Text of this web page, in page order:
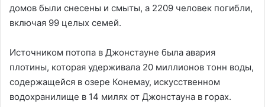
домов были снесены и смыты, а 2209 человек погибли,
включая 99 целых семей.
Источником потопа в Джонстауне была авария
плотины, которая удерживала 20 миллионов тонн воды,
содержащейся в озере Конемау, искусственном
водохранилище в 14 милях от Джонстауна в горах.